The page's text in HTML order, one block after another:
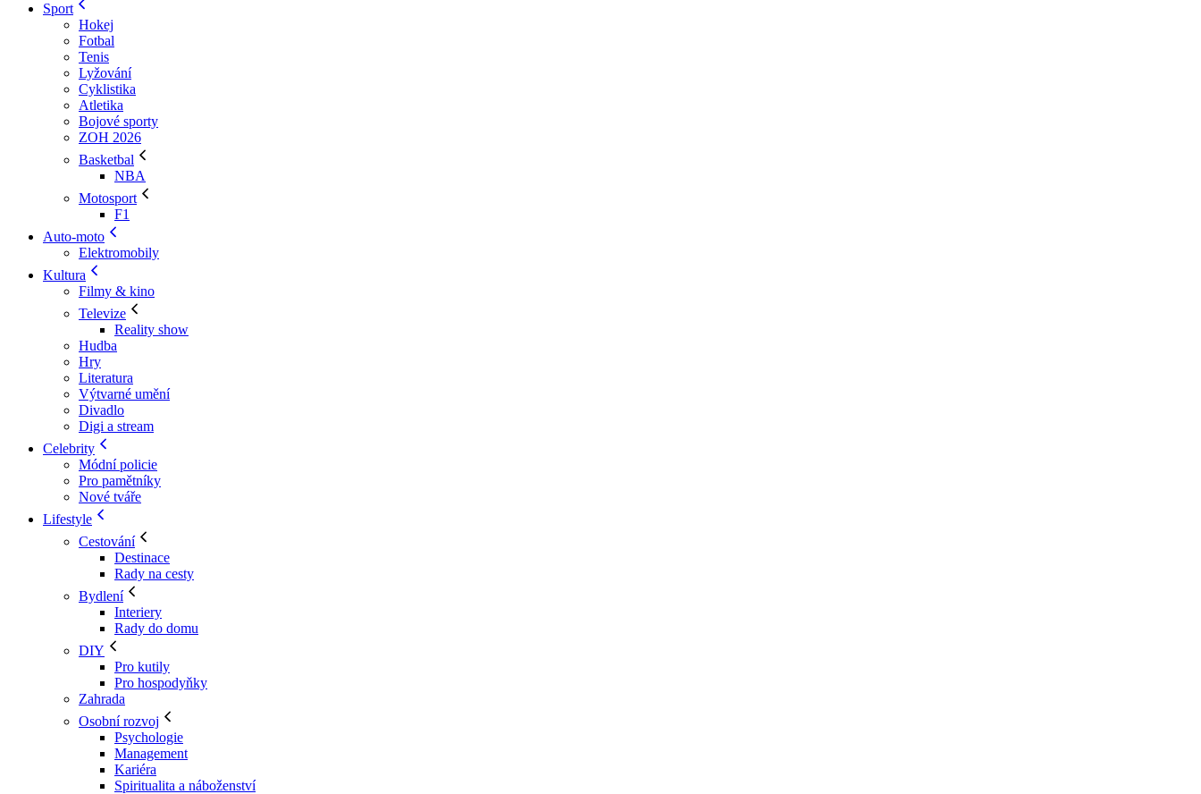
Sport
Hokej
Fotbal
Tenis
Lyžování
Cyklistika
Atletika
Bojové sporty
ZOH 2026
Basketbal
NBA
Motosport
F1
Auto-moto
Elektromobily
Kultura
Filmy & kino
Televize
Reality show
Hudba
Hry
Literatura
Výtvarné umění
Divadlo
Digi a stream
Celebrity
Módní policie
Pro pamětníky
Nové tváře
Lifestyle
Cestování
Destinace
Rady na cesty
Bydlení
Interiery
Rady do domu
DIY
Pro kutily
Pro hospodyňky
Zahrada
Osobní rozvoj
Psychologie
Management
Kariéra
Spiritualita a náboženství